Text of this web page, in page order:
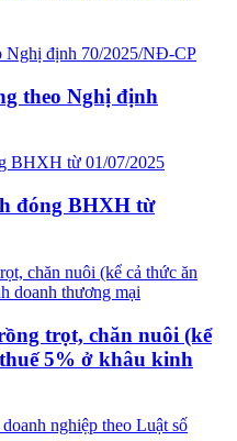
theo Nghị định
đóng BHXH từ
trọt, chăn nuôi (kể
5% ở khâu kinh